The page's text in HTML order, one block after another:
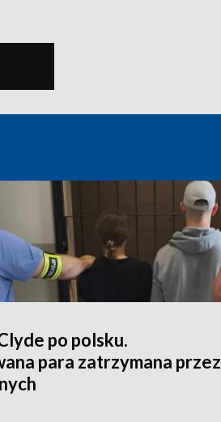
po polsku.
para zatrzymana przez